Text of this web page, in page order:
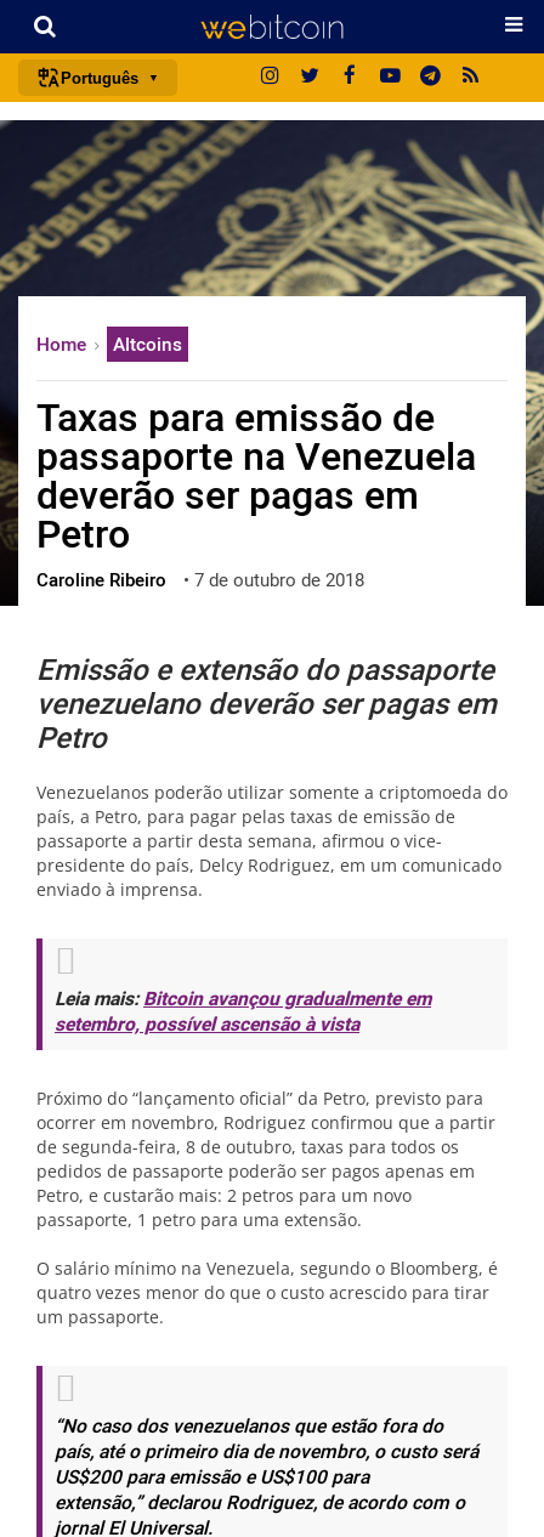
Português
português (BR)
english
español
français
日本語
русский
한국어
العربية
ไทย
ქართული
vietnamese
Home Altcoins
Taxas para emissão de
passaporte na Venezuela
deverão ser pagas em
Petro
Caroline Ribeiro • 7 de outubro de 2018
Emissão e extensão do passaporte
venezuelano deverão ser pagas em
Petro
Venezuelanos poderão utilizar somente a criptomoeda do
país, a Petro, para pagar pelas taxas de emissão de
passaporte a partir desta semana, afirmou o vice-
presidente do país, Delcy Rodriguez, em um comunicado
enviado à imprensa.
Leia mais:Bitcoin avançou gradualmente em
setembro, possível ascensão à vista
Próximo do “lançamento oficial” da Petro, previsto para
ocorrer em novembro, Rodriguez confirmou que a partir
de segunda-feira, 8 de outubro, taxas para todos os
pedidos de passaporte poderão ser pagos apenas em
Petro, e custarão mais: 2 petros para um novo
passaporte, 1 petro para uma extensão.
O salário mínimo na Venezuela, segundo o Bloomberg, é
quatro vezes menor do que o custo acrescido para tirar
um passaporte.
“No caso dos venezuelanos que estão fora do
país, até o primeiro dia de novembro, o custo será
US$200 para emissão e US$100 para
extensão,”declarou Rodriguez, de acordo com o
jornal El Universal.